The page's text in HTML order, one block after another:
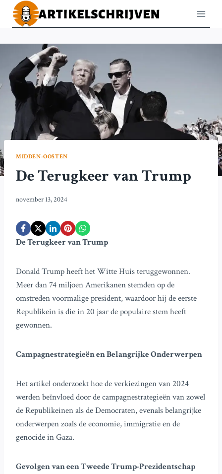
Doorgaan
naar
MIDDEN-OOSTEN
De Terugkeer van Trump
november 13, 2024
De Terugkeer van Trump
Donald Trump heeft het Witte Huis teruggewonnen.
Meer dan 74 miljoen Amerikanen stemden op de
omstreden voormalige president, waardoor hij de eerste
Republikein is die in 20 jaar de populaire stem heeft
gewonnen.
Campagnestrategieën en Belangrijke Onderwerpen
Het artikel onderzoekt hoe de verkiezingen van 2024
werden beïnvloed door de campagnestrategieën van zowel
de Republikeinen als de Democraten, evenals belangrijke
onderwerpen zoals de economie, immigratie en de
genocide in Gaza.
Gevolgen van een Tweede Trump-Prezidentschap